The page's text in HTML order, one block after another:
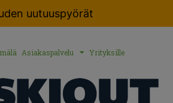
uutuuspyörät
Asiakaspalvelu Yrityksille